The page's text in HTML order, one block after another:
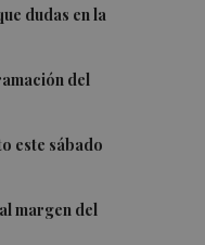
dudas en la
del
este sábado
margen del